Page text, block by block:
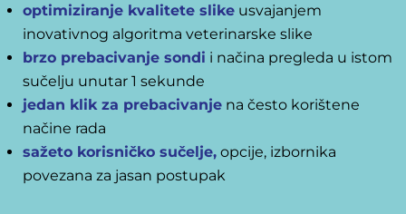
optimiziranje kvalitete slike usvajanjem
inovativnog algoritma veterinarske slike
brzo prebacivanje sondi i načina pregleda u istom
sučelju unutar 1 sekunde
jedan klik za prebacivanje na često korištene
načine rada
sažeto korisničko sučelje, opcije, izbornika
povezana za jasan postupak